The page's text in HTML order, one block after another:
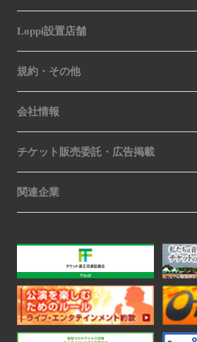
Loppi設置店舗
規約・その他
会社情報
チケット販売委託・広告掲載
関連企業